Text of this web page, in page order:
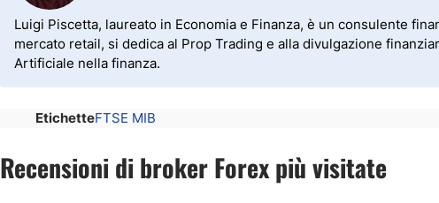
Luigi Piscetta, laureato in Economia e Finanza, è un consulente
mercato retail, si dedica al Prop Trading e alla divulgazione
Artificiale nella finanza.
EtichetteFTSE MIB
Recensioni di broker Forex più visitate